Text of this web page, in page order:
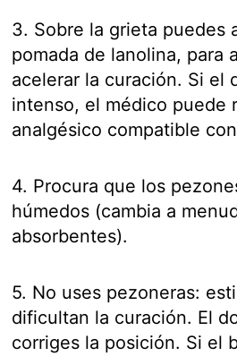
3. Sobre la grieta puedes
pomada de lanolina, para
acelerar la curación. Si el
intenso, el médico puede
analgésico compatible
4. Procura que los
húmedos (cambia a
absorbentes).
5. No uses pezoneras:
dificultan la curación. El
corriges la posición. Si el